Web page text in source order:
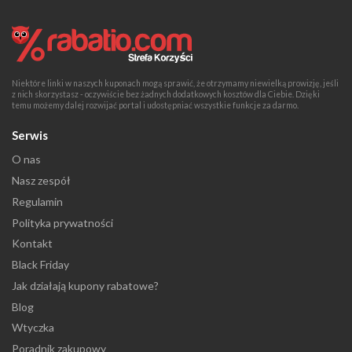
Niektóre linki w naszych kuponach mogą sprawić, że otrzymamy niewielką prowizję, jeśli
z nich skorzystasz - oczywiście bez żadnych dodatkowych kosztów dla Ciebie. Dzięki
temu możemy dalej rozwijać portal i udostępniać wszystkie funkcje za darmo.
Serwis
O nas
Nasz zespół
Regulamin
Polityka prywatności
Kontakt
Black Friday
Jak działają kupony rabatowe?
Blog
Wtyczka
Poradnik zakupowy